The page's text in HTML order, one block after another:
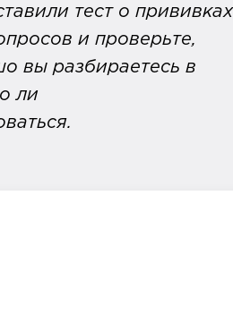
тест о
и проверьте,
вы разбираетесь в
ли